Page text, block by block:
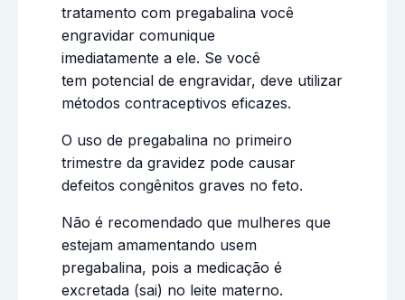
tratamento com pregabalina você
engravidar comunique
imediatamente a ele. Se você
tem potencial de engravidar, deve utilizar
métodos contraceptivos eficazes.
O uso de pregabalina no primeiro
trimestre da gravidez pode causar
defeitos congênitos graves no feto.
Não é recomendado que mulheres que
estejam amamentando usem
pregabalina, pois a medicação é
excretada (sai) no leite materno.